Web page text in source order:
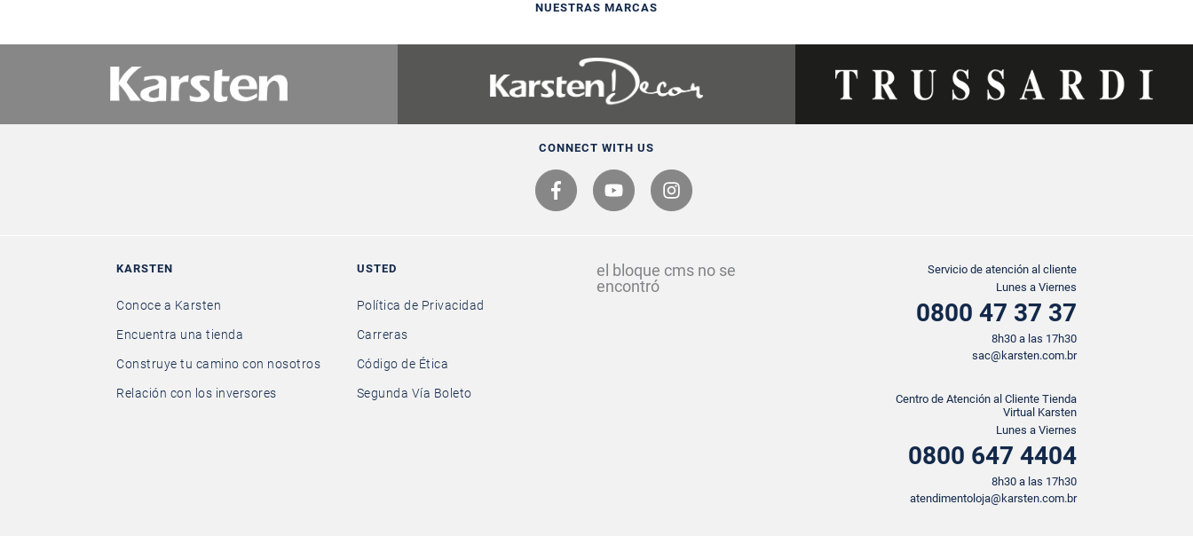
NUESTRAS MARCAS
CONNECT WITH US
KARSTEN
Conoce a Karsten
Encuentra una tienda
Construye tu camino con nosotros
Relación con los inversores
USTED
Política de Privacidad
Carreras
Código de Ética
Segunda Vía Boleto
el bloque cms no se
encontró
Servicio de atención al cliente
Lunes a Viernes
0800 47 37 37
8h30 a las 17h30
sac@karsten.com.br
Centro de Atención al Cliente Tienda
Virtual Karsten
Lunes a Viernes
0800 647 4404
8h30 a las 17h30
atendimentoloja@karsten.com.br